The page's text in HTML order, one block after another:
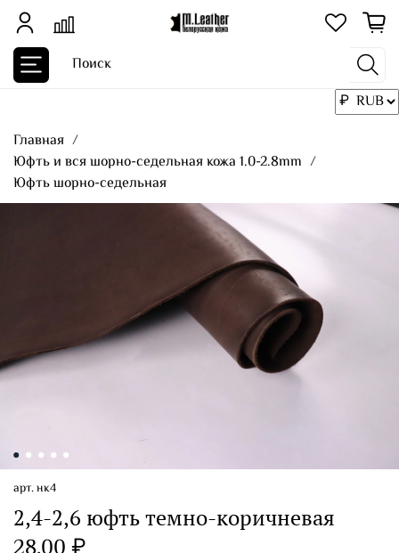
Главная
Юфть и вся шорно-седельная кожа 1.0-2.8mm
Юфть шорно-седельная
арт.нк4
2,4-2,6 юфть темно-коричневая